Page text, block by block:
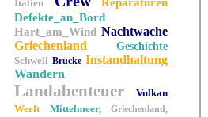
Italien
Defekte_an_Bord
Hart_am_Wind Nachtwache
Griechenland
Geschichte
Schwell Brücke Instandhaltung
Wandern
Landabenteuer
Vulkan
Werft
Mittelmeer, Griechenland,